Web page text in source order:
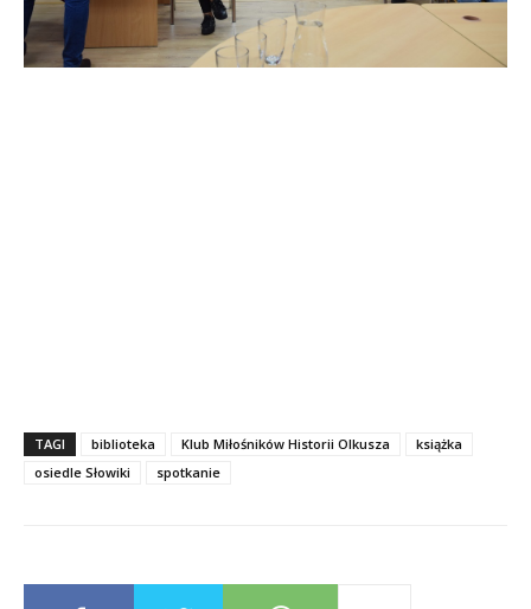
TAGI biblioteka Klub Miłośników Historii Olkusza
książka
osiedle Słowiki
spotkanie